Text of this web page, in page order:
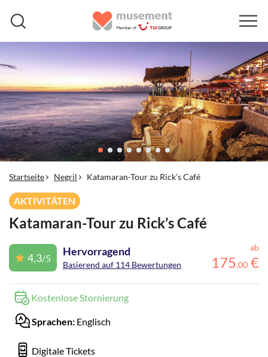
Startseite Negril Katamaran-Tour zu Rick’s Café
AKTIVITÄTEN
Katamaran-Tour zu Rick’s Café
4,3/5
Hervorragend
Basierend auf 114 Bewertungen
ab
175,00 €
Kostenlose Stornierung
Sprachen: Englisch
Digitale Tickets